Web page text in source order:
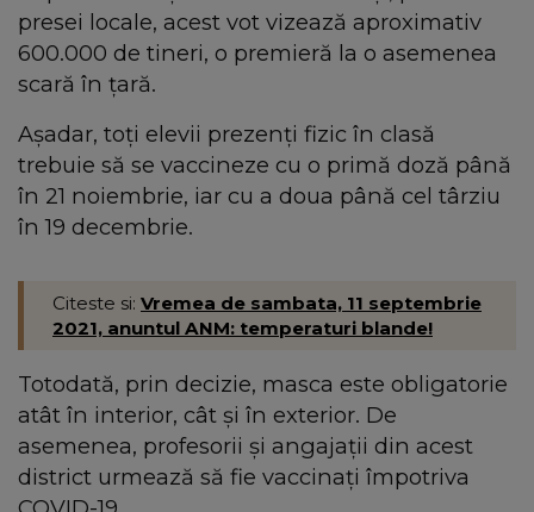
presei locale, acest vot vizează aproximativ
600.000 de tineri, o premieră la o asemenea
scară în ţară.
Așadar, toţi elevii prezenţi fizic în clasă
trebuie să se vaccineze cu o primă doză până
în 21 noiembrie, iar cu a doua până cel târziu
în 19 decembrie.
Citeste si: Vremea de sambata, 11 septembrie
2021, anuntul ANM: temperaturi blande!
Totodată, prin decizie, masca este obligatorie
atât în interior, cât şi în exterior. De
asemenea, profesorii şi angajaţii din acest
district urmează să fie vaccinaţi împotriva